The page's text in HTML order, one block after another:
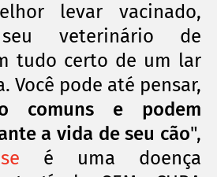
levar vacinado,
veterinário de
tudo certo de um lar
Você pode até pensar,
comuns e podem
a vida de seu cão",
é uma doença